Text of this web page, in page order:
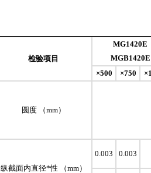
检验项目
MG1420E
MGB1420E
×500
×750
圆度 （mm）
纵截面内直径*性 （mm）
0.003 0.003